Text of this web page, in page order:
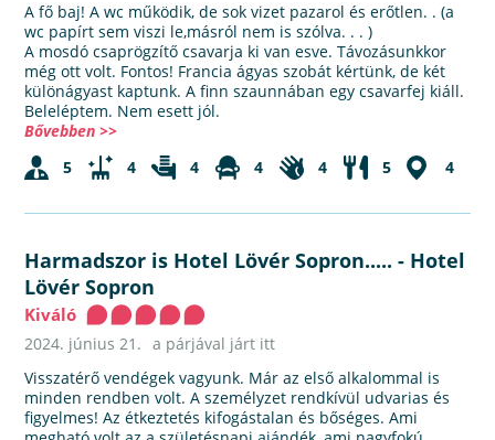
A fő baj! A wc működik, de sok vizet pazarol és erőtlen. . (a
wc papírt sem viszi le,másról nem is szólva. . . )
A mosdó csaprögzítő csavarja ki van esve. Távozásunkkor
még ott volt. Fontos! Francia ágyas szobát kértünk, de két
különágyast kaptunk. A finn szaunnában egy csavarfej kiáll.
Beleléptem. Nem esett jól.
Bővebben >>
5
4 4 4 4 5 4
Harmadszor is Hotel Lövér Sopron..... - Hotel
Lövér Sopron
Kiváló
2024. június 21. a párjával járt itt
Visszatérő vendégek vagyunk. Már az első alkalommal is
minden rendben volt. A személyzet rendkívül udvarias és
figyelmes! Az étkeztetés kifogástalan és bőséges. Ami